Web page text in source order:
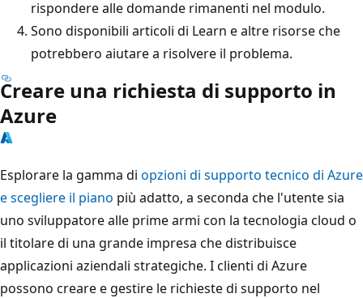
rispondere alle domande rimanenti nel modulo.
Sono disponibili articoli di Learn e altre risorse che
potrebbero aiutare a risolvere il problema.
Creare una richiesta di supporto in
Azure
Esplorare la gamma di opzioni di supporto tecnico di Azure
e scegliere il piano più adatto, a seconda che l'utente sia
uno sviluppatore alle prime armi con la tecnologia cloud o
il titolare di una grande impresa che distribuisce
applicazioni aziendali strategiche. I clienti di Azure
possono creare e gestire le richieste di supporto nel